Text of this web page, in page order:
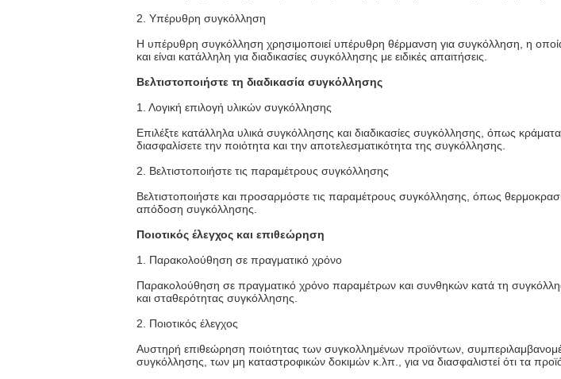
2. Υπέρυθρη συγκόλληση
Η υπέρυθρη συγκόλληση χρησιμοποιεί υπέρυθρη θέρμανση για συγκόλληση, η
και είναι κατάλληλη για διαδικασίες συγκόλλησης με ειδικές απαιτήσεις.
Βελτιστοποιήστε τη διαδικασία συγκόλλησης
1. Λογική επιλογή υλικών συγκόλλησης
Επιλέξτε κατάλληλα υλικά συγκόλλησης και διαδικασίες συγκόλλησης, όπως
διασφαλίσετε την ποιότητα και την αποτελεσματικότητα της συγκόλλησης.
2. Βελτιστοποιήστε τις παραμέτρους συγκόλλησης
Βελτιστοποιήστε και προσαρμόστε τις παραμέτρους συγκόλλησης, όπως
απόδοση συγκόλλησης.
Ποιοτικός έλεγχος και επιθεώρηση
1. Παρακολούθηση σε πραγματικό χρόνο
Παρακολούθηση σε πραγματικό χρόνο παραμέτρων και συνθηκών κατά τη
και σταθερότητας συγκόλλησης.
2. Ποιοτικός έλεγχος
Αυστηρή επιθεώρηση ποιότητας των συγκολλημένων προϊόντων,
συγκόλλησης, των μη καταστροφικών δοκιμών κ.λπ., για να διασφαλιστεί ότι τα